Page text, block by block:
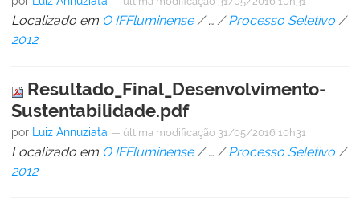
Localizado em O IFFluminense /… /Processo Seletivo /
2012
Resultado_Final_Desenvolvimento-
Sustentabilidade.pdf
por Luiz Annuziata — última modificação 31/05/2016 10h31
Localizado em O IFFluminense /… /Processo Seletivo /
2012